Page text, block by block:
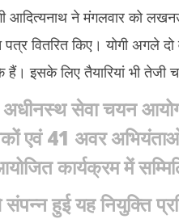
सिक्का, जन्म पर बच्चे को
दुर्घटना में
10,
आदित्यनाथ ने मंगलवार को
वितरित किए। योगी अगले
इसके लिए तैयारियां भी तेजी
सेवा चयन आयोग
एवं 41 अवर
कार्यक्रम में
संपन्न हुई यह नियुक्ति